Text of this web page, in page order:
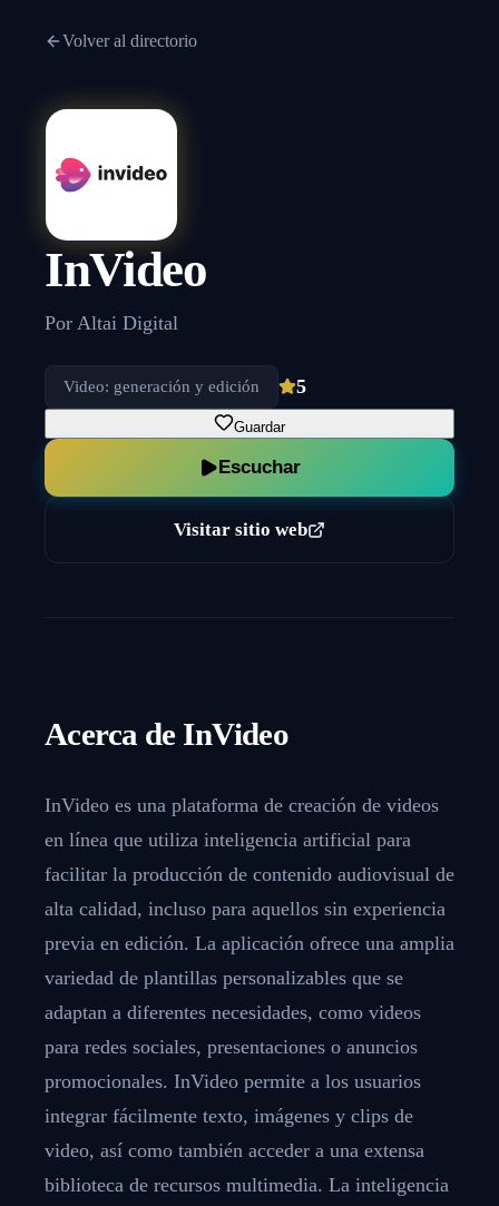
Volver al directorio
InVideo
Por Altai Digital
Video: generación y edición 5
Guardar
Escuchar
Visitar sitio web
Acerca de InVideo
InVideo es una plataforma de creación de videos
en línea que utiliza inteligencia artificial para
facilitar la producción de contenido audiovisual de
alta calidad, incluso para aquellos sin experiencia
previa en edición. La aplicación ofrece una amplia
variedad de plantillas personalizables que se
adaptan a diferentes necesidades, como videos
para redes sociales, presentaciones o anuncios
promocionales. InVideo permite a los usuarios
integrar fácilmente texto, imágenes y clips de
video, así como también acceder a una extensa
biblioteca de recursos multimedia. La inteligencia